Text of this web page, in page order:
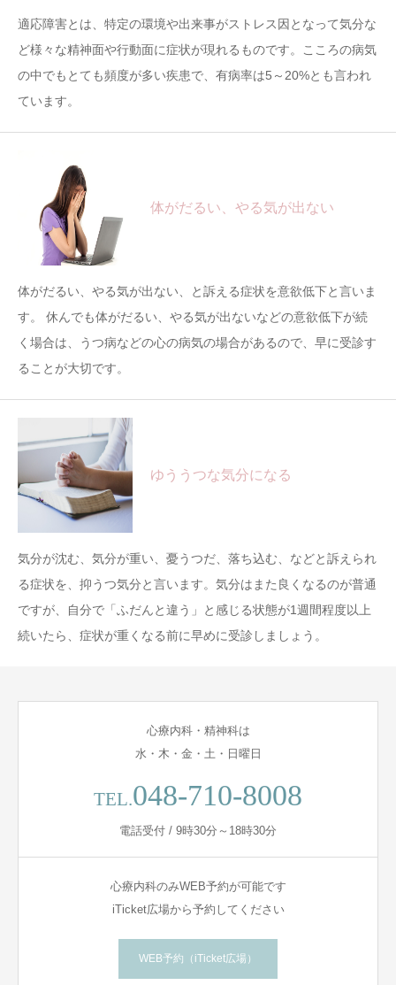
適応障害とは、特定の環境や出来事がストレス因となって気分な
ど様々な精神面や行動面に症状が現れるものです。こころの病気
の中でもとても頻度が多い疾患で、有病率は5～20%とも言われ
ています。
体がだるい、やる気が出ない
体がだるい、やる気が出ない、と訴える症状を意欲低下と言いま
す。 休んでも体がだるい、やる気が出ないなどの意欲低下が続
く場合は、うつ病などの心の病気の場合があるので、早に受診す
ることが大切です。
ゆううつな気分になる
気分が沈む、気分が重い、憂うつだ、落ち込む、などと訴えられ
る症状を、抑うつ気分と言います。気分はまた良くなるのが普通
ですが、自分で「ふだんと違う」と感じる状態が1週間程度以上
続いたら、症状が重くなる前に早めに受診しましょう。
心療内科・精神科は
水・木・金・土・日曜日
TEL.048-710-8008
電話受付 / 9時30分～18時30分
心療内科のみWEB予約が可能です
iTicket広場から予約してください
WEB予約（iTicket広場）